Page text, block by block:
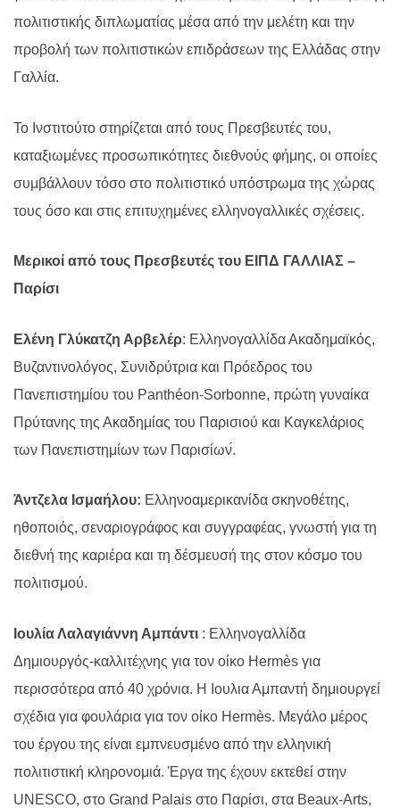
πολιτιστικής διπλωματίας μέσα από την μελέτη και την
προβολή των πολιτιστικών επιδράσεων της Ελλάδας στην
Γαλλία.
Το Ινστιτούτο στηρίζεται από τους Πρεσβευτές του,
καταξιωμένες προσωπικότητες διεθνούς φήμης, οι οποίες
συμβάλλουν τόσο στο πολιτιστικό υπόστρωμα της χώρας
τους όσο και στις επιτυχημένες ελληνογαλλικές σχέσεις.
Μερικοί από τους Πρεσβευτές τoυ ΕΙΠΔ ΓΑΛΛΙΑΣ –
Παρίσι
Ελένη Γλύκατζη Αρβελέρ: Ελληνογαλλίδα Ακαδημαϊκός,
Βυζαντινολόγος, Συνιδρύτρια και Πρόεδρος του
Πανεπιστημίου του Panthéon-Sorbonne, πρώτη γυναίκα
Πρύτανης της Ακαδημίας του Παρισιού και Καγκελάριος
των Πανεπιστημίων των Παρισίων́.
Άντζελα Ισμαήλου: Ελληνοαμερικανίδα σκηνοθέτης,
ηθοποιός, σεναριογράφος και συγγραφέας, γνωστή για τη
διεθνή της καριέρα και τη δέσμευσή της στον κόσμο του
πολιτισμού.
Ιουλία Λαλαγιάννη Αμπάντι : Ελληνογαλλίδα
Δημιουργός-καλλιτέχνης για τον οίκο Hermès για
περισσότερα από 40 χρόνια. Η Ιουλια Αμπαντή δημιουργεί
σχέδια για φουλάρια για τον οίκο Hermès. Μεγάλο μέρος
του έργου της είναι εμπνευσμένο από την ελληνική
πολιτιστική κληρονομιά. Έργα της έχουν εκτεθεί στην
UNESCO, στο Grand Palais στο Παρίσι, στα Beaux-Arts,